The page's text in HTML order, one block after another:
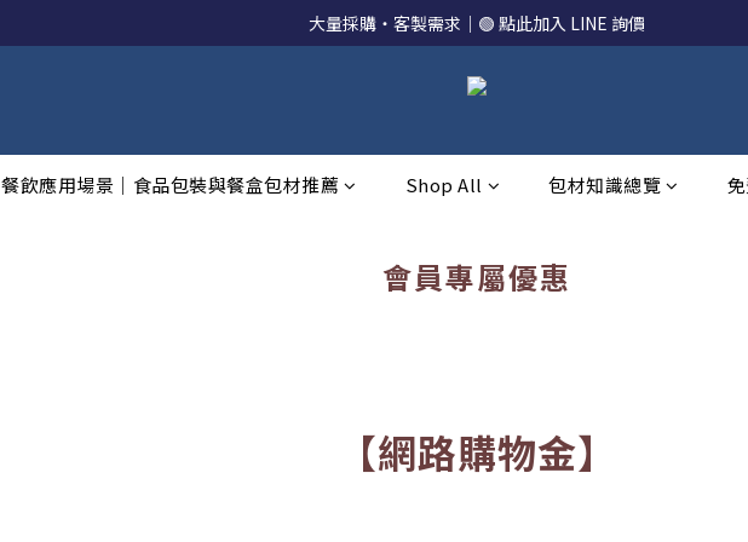
大量採購・客製需求｜🟢 點此加入 LINE 詢價
餐飲應用場景｜食品包裝與餐盒包材推薦 Shop All 包材知識總覽
會員專屬優惠
【網路購物金】